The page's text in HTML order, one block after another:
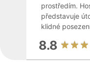
prostředím.
představuje
klidné
8.8